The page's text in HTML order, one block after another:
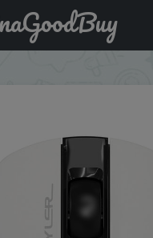
мышь A4TECH